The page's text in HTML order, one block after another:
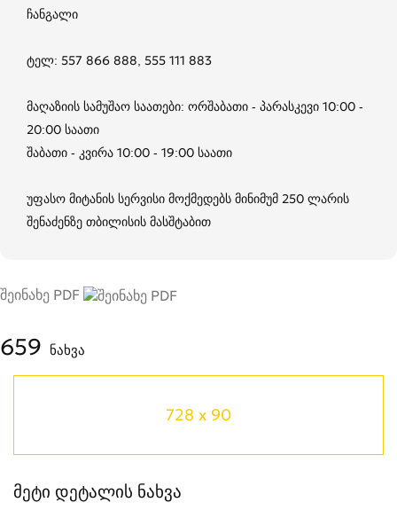
ჩანგალი
ტელ: 557 866 888, 555 111 883
მაღაზიის სამუშაო საათები: ორშაბათი - პარასკევი 10:00 -
20:00 საათი
შაბათი - კვირა 10:00 - 19:00 საათი
უფასო მიტანის სერვისი მოქმედებს მინიმუმ 250 ლარის
შენაძენზე თბილისის მასშტაბით
შეინახე PDF
659 ნახვა
728 x 90
მეტი დეტალის ნახვა